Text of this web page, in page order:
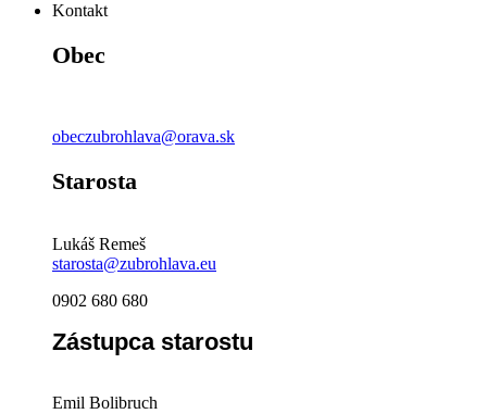
Kontakt
Obec
obeczubrohlava@orava.sk
Starosta
Lukáš Remeš
starosta@zubrohlava.eu
0902 680 680
Zástupca starostu
Emil Bolibruch